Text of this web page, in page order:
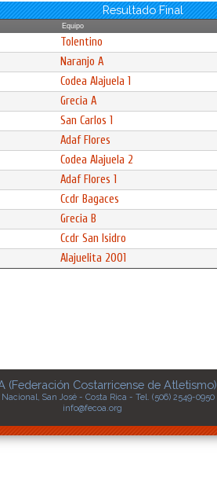
Resultado Final
Equipo
Tolentino
Naranjo A
Codea Alajuela 1
Grecia A
San Carlos 1
Adaf Flores
Codea Alajuela 2
Adaf Flores 1
Ccdr Bagaces
Grecia B
Ccdr San Isidro
Alajuelita 2001
(Federación Costarricense de Atletismo)
San José - Costa Rica - Tel. (506) 2549-0950
info@fecoa.org